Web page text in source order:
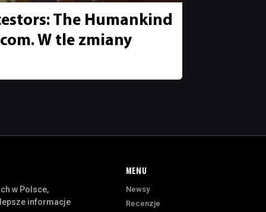
The Humankind
W tle zmiany
w Polsce,
informacje
MENU
Newsy
Recenzje